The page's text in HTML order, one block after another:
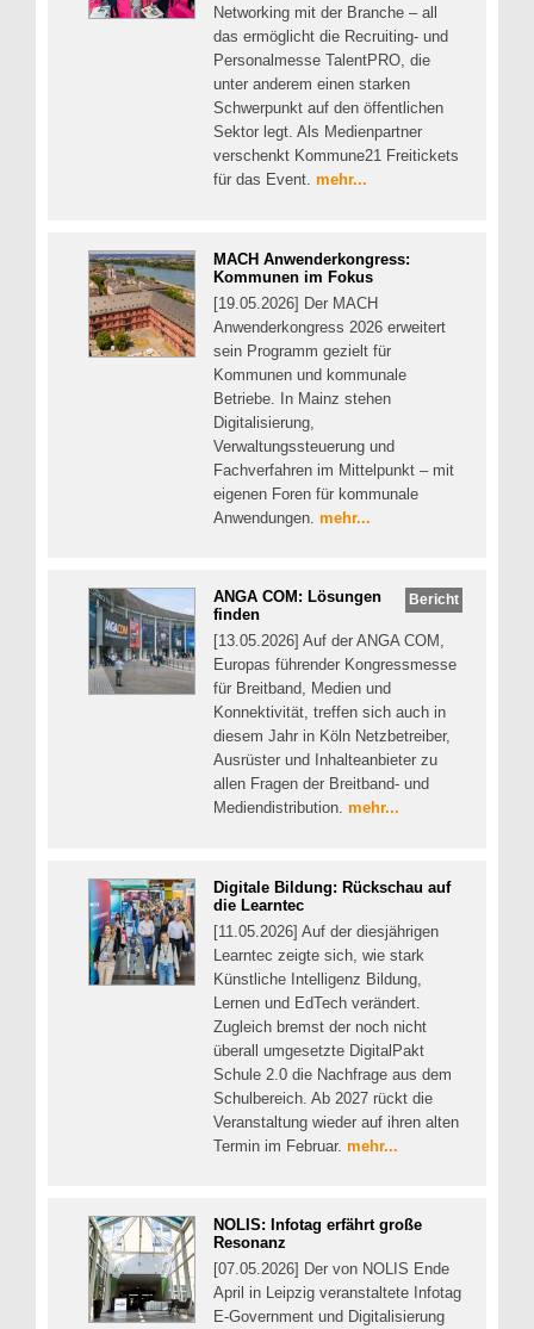
Networking mit der Branche – all
das ermöglicht die Recruiting- und
Personalmesse TalentPRO, die
unter anderem einen starken
Schwerpunkt auf den öffentlichen
Sektor legt. Als Medienpartner
verschenkt Kommune21 Freitickets
für das Event. mehr...
MACH Anwenderkongress:
Kommunen im Fokus
[19.05.2026] Der MACH
Anwenderkongress 2026 erweitert
sein Programm gezielt für
Kommunen und kommunale
Betriebe. In Mainz stehen
Digitalisierung,
Verwaltungssteuerung und
Fachverfahren im Mittelpunkt – mit
eigenen Foren für kommunale
Anwendungen. mehr...
Bericht
ANGA COM: Lösungen
finden
[13.05.2026] Auf der ANGA COM,
Europas führender Kongressmesse
für Breitband, Medien und
Konnektivität, treffen sich auch in
diesem Jahr in Köln Netzbetreiber,
Ausrüster und Inhalteanbieter zu
allen Fragen der Breitband- und
Mediendistribution. mehr...
Digitale Bildung: Rückschau auf
die Learntec
[11.05.2026] Auf der diesjährigen
Learntec zeigte sich, wie stark
Künstliche Intelligenz Bildung,
Lernen und EdTech verändert.
Zugleich bremst der noch nicht
überall umgesetzte DigitalPakt
Schule 2.0 die Nachfrage aus dem
Schulbereich. Ab 2027 rückt die
Veranstaltung wieder auf ihren alten
Termin im Februar. mehr...
NOLIS: Infotag erfährt große
Resonanz
[07.05.2026] Der von NOLIS Ende
April in Leipzig veranstaltete Infotag
E-Government und Digitalisierung